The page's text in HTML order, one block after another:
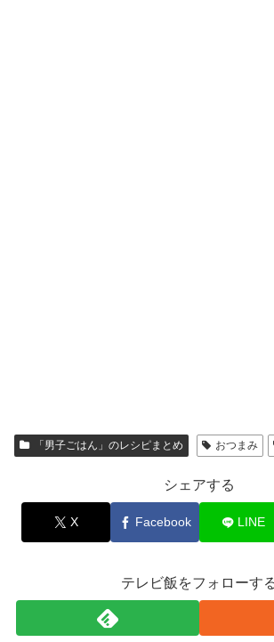
「男子ごはん」のレシピまとめ おつまみ
シェアする
X Facebook LINE
テレビ飯をフォローす